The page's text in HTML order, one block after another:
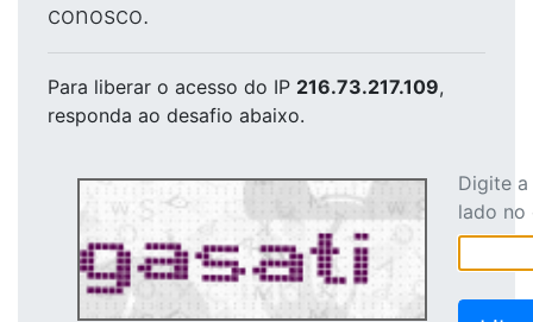
conosco.
Para liberar o acesso do IP 216.73.217.109,
responda ao desafio abaixo.
Digite
lado no